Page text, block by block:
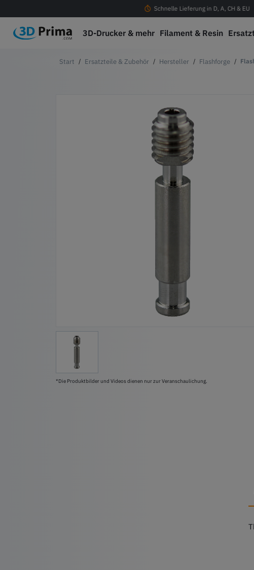
Schnelle Lieferung in D, A, CH & EU
3D-Drucker & mehr Filament & Resin
Ersatzteile & Zubehör Hersteller Flashforge
*Die Produktbilder und Videos dienen nur zur Veranschaulichung.